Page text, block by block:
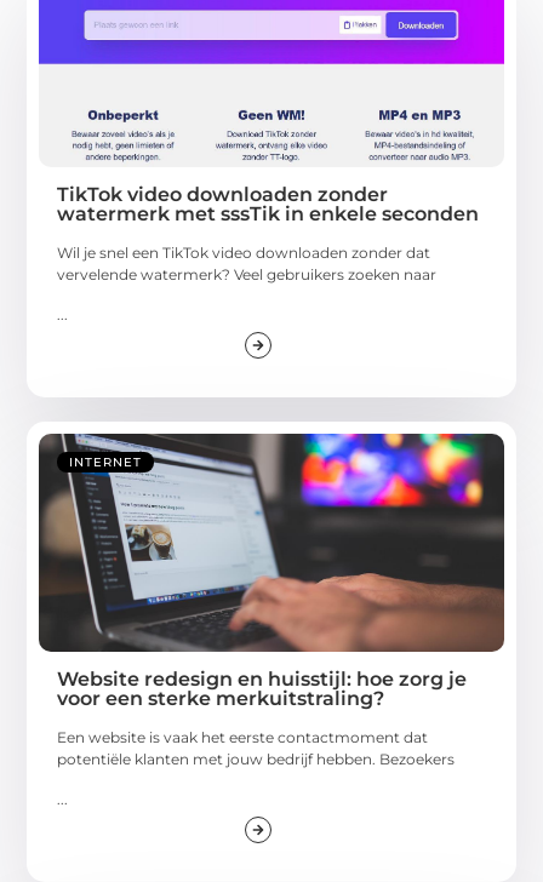
TikTok video downloaden zonder
watermerk met sssTik in enkele seconden
Wil je snel een TikTok video downloaden zonder dat
vervelende watermerk? Veel gebruikers zoeken naar
INTERNET
Website redesign en huisstijl: hoe zorg je
voor een sterke merkuitstraling?
Een website is vaak het eerste contactmoment dat
potentiële klanten met jouw bedrijf hebben. Bezoekers